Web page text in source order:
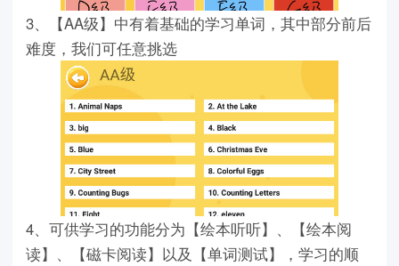
3、【AA级】中有着基础的学习单词，其中部分前后
难度，我们可任意挑选
4、可供学习的功能分为【绘本听听】、【绘本阅
读】、【磁卡阅读】以及【单词测试】，学习的顺